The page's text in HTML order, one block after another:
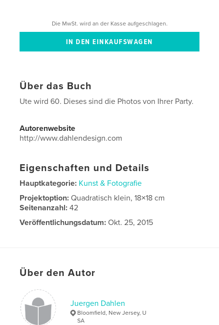
Die MwSt. wird an der Kasse aufgeschlagen.
Über das Buch
Ute wird 60. Dieses sind die Photos von Ihrer Party.
Autorenwebsite
http://www.dahlendesign.com
Eigenschaften und Details
Hauptkategorie: Kunst & Fotografie
Projektoption:Quadratisch klein, 18×18 cm
Seitenanzahl:42
Veröffentlichungsdatum: Okt. 25, 2015
Über den Autor
Juergen Dahlen
Bloomfield, New Jersey, U
SA